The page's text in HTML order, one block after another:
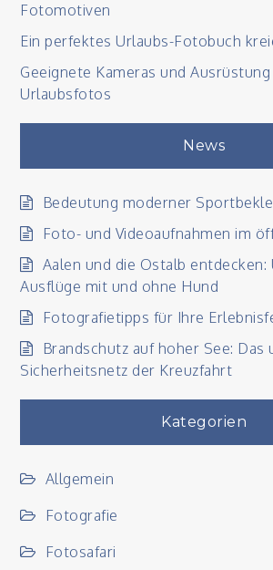
Fotomotiven
Ein perfektes Urlaubs-Fotobuch
Geeignete Kameras und
Urlaubsfotos
News
Bedeutung moderner
Foto- und Videoaufnahmen im
Aalen und die Ostalb entdecken:
Ausflüge mit und ohne Hund
Fotografietipps für Ihre
Brandschutz auf hoher See: Das
Sicherheitsnetz der Kreuzfahrt
Kategorien
Allgemein
Fotografie
Fotosafari